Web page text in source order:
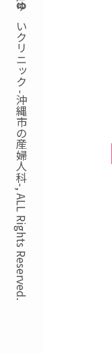
Copyright(C)2018ゆいクリニック -沖縄市の産婦人科-, ALL Rights Reserved.